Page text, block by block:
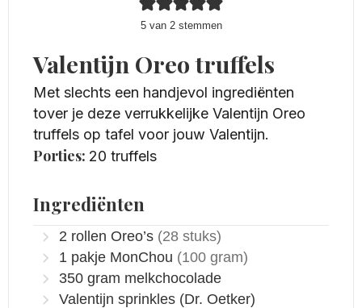
5van 2stemmen
Valentijn Oreo truffels
Met slechts een handjevol ingrediënten
tover je deze verrukkelijke Valentijn Oreo
truffels op tafel voor jouw Valentijn.
Porties: 20 truffels
Ingrediënten
2 rollen Oreo’s (28 stuks)
1 pakje MonChou (100 gram)
350 gram melkchocolade
Valentijn sprinkles (Dr. Oetker)